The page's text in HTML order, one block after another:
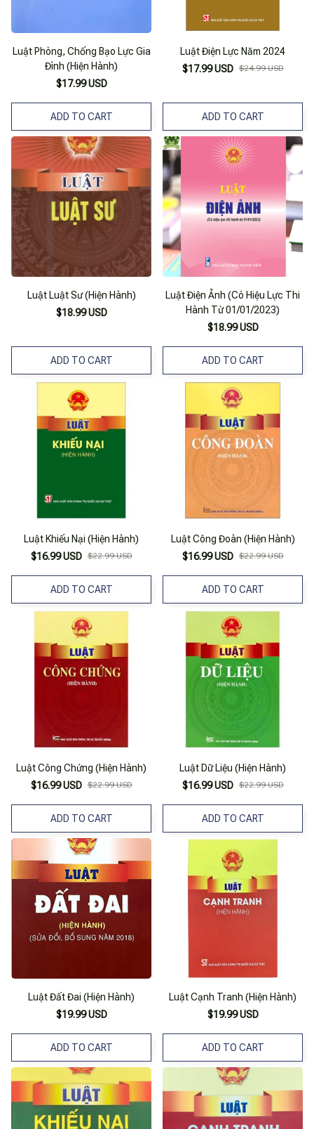
Luật Phòng, Chống Bạo Lực Gia
Đình (Hiện Hành)
$17.99 USD
ADD TO CART
Luật Điện Lực Năm 2024
$17.99 USD $24.99 USD
ADD TO CART
Luật Luật Sư (Hiện Hành)
$18.99 USD
ADD TO CART
Luật Điện Ảnh (Có Hiệu Lực Thi
Hành Từ 01/01/2023)
$18.99 USD
ADD TO CART
Luật Khiếu Nại (Hiện Hành)
$16.99 USD $22.99 USD
ADD TO CART
Luật Công Đoàn (Hiện Hành)
$16.99 USD $22.99 USD
ADD TO CART
Luật Công Chứng (Hiện Hành)
$16.99 USD $22.99 USD
ADD TO CART
Luật Dữ Liệu (Hiện Hành)
$16.99 USD $22.99 USD
ADD TO CART
Luật Đất Đai (Hiện Hành)
$19.99 USD
ADD TO CART
Luật Cạnh Tranh (Hiện Hành)
$19.99 USD
ADD TO CART